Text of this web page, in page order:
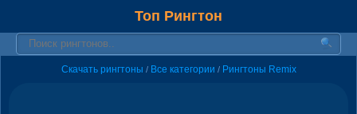
Топ Рингтон
Скачать рингтоны / Все категории / Рингтоны Remix